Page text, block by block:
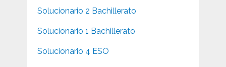
Solucionario 2 Bachillerato
Solucionario 1 Bachillerato
Solucionario 4 ESO